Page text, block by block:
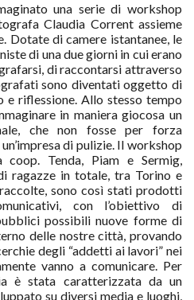
una serie di workshop
Claudia Corrent assieme
Dotate di camere istantanee, le
di una due giorni in cui erano
di raccontarsi attraverso
sono diventati oggetto di
e riflessione. Allo stesso tempo
in maniera giocosa un
che non fosse per forza
di pulizie. Il workshop
Tenda, Piam e Sermig,
ragazze in totale, tra Torino e
sono così stati prodotti
con l’obiettivo di
possibili nuove forme di
delle nostre città, provando
degli “addetti ai lavori” nei
vanno a comunicare. Per
è stata caratterizzata da un
su diversi media e luoghi,